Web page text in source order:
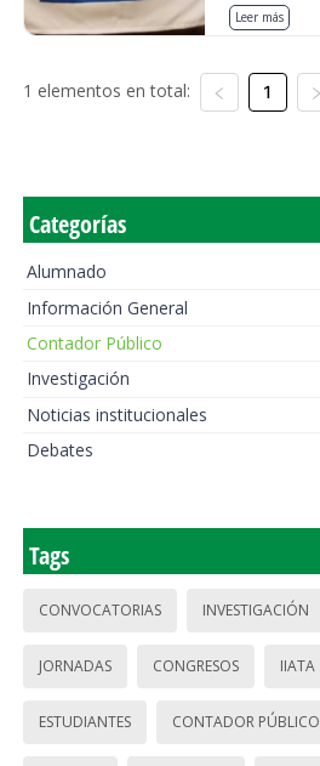
Leer más
1 elementos en total: 1
Categorías
Alumnado
Información General
Contador Público
Investigación
Noticias institucionales
Debates
Tags
CONVOCATORIAS INVESTIGACIÓN
JORNADAS CONGRESOS IIATA
ESTUDIANTES CONTADOR PÚBLICO